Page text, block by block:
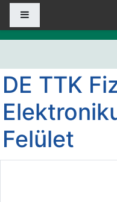
Tovább a fő tartalomhoz
DE TTK
Felület